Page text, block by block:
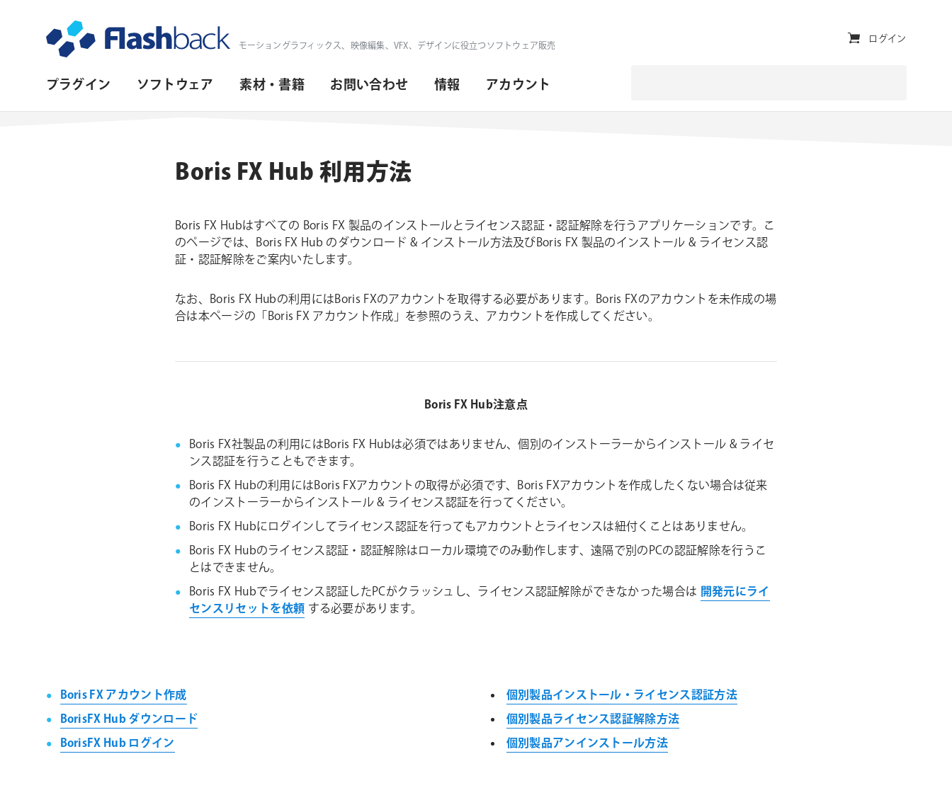
モーショングラフィックス、映像編集、VFX、デザインに役立つソフトウェア販売
プ
プラグイン ソフトウェア 素材・書籍 お問い合わせ 情報 アカウント
ユ
ィ
ログイン
Boris FX Hub 利用方法
Boris FX Hubはすべての Boris FX 製品のインストールとライセンス認証・認証解除を行うアプリケーションです。こ
のページでは、Boris FX Hub のダウンロード & インストール方法及びBoris FX 製品のインストール & ライセンス認
証・認証解除をご案内いたします。
なお、Boris FX Hubの利用にはBoris FXのアカウントを取得する必要があります。Boris FXのアカウントを未作成の場
合は本ページの「Boris FX アカウント作成」を参照のうえ、アカウントを作成してください。
Boris FX Hub注意点
Boris FX社製品の利用にはBoris FX Hubは必須ではありません、個別のインストーラーからインストール & ライセ
ンス認証を行うこともできます。
Boris FX Hubの利用にはBoris FXアカウントの取得が必須です、Boris FXアカウントを作成したくない場合は従来
のインストーラーからインストール & ライセンス認証を行ってください。
Boris FX Hubにログインしてライセンス認証を行ってもアカウントとライセンスは紐付くことはありません。
Boris FX Hubのライセンス認証・認証解除はローカル環境でのみ動作します、遠隔で別のPCの認証解除を行うこ
とはできません。
Boris FX Hubでライセンス認証したPCがクラッシュし、ライセンス認証解除ができなかった場合は 開発元にライ
センスリセットを依頼 する必要があります。
Boris FX アカウント作成
BorisFX Hub ダウンロード
BorisFX Hub ログイン
個別製品インストール・ライセンス認証方法
個別製品ライセンス認証解除方法
個別製品アンインストール方法